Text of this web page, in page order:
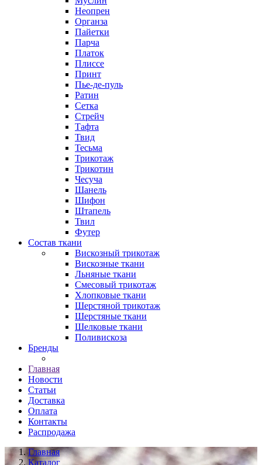
Неопрен
Органза
Пайетки
Парча
Платок
Плиссе
Принт
Пье-де-пуль
Ратин
Сетка
Стрейч
Тафта
Твид
Тесьма
Трикотаж
Трикотин
Чесуча
Шанель
Шифон
Штапель
Твил
Футер
Состав ткани
Вискозный трикотаж
Вискозные ткани
Льняные ткани
Смесовый трикотаж
Хлопковые ткани
Шерстяной трикотаж
Шерстяные ткани
Шелковые ткани
Поливискоза
Бренды
Главная
Новости
Статьи
Доставка
Оплата
Контакты
Распродажа
Главная
Каталог